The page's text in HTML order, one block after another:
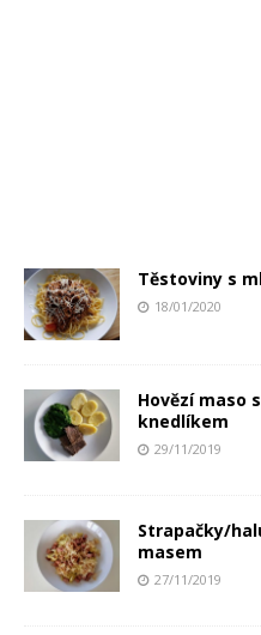
Těstoviny s
18/01/2020
Hovězí maso
knedlíkem
29/11/2019
Strapačky/
masem
27/11/2019